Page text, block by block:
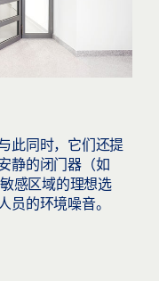
此同时，它们还提
静的闭门器（如
感区域的理想选
员的环境噪音。